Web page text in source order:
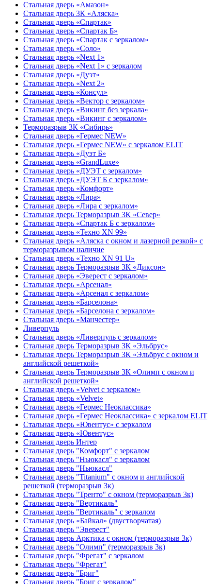
Стальная дверь «Амазон»
Стальная дверь 3К «Аляска»
Стальная дверь «Спартак»
Стальная дверь «Спартак Б»
Стальная дверь «Спартак с зеркалом»
Стальная дверь «Соло»
Стальная дверь «Next 1»
Стальная дверь «Next 1» с зеркалом
Стальная дверь «Дуэт»
Стальная дверь «Next 2»
Стальная дверь «Консул»
Стальная дверь «Вектор с зеркалом»
Стальная дверь «Викинг без зеркала»
Стальная дверь «Викинг c зеркалом»
Терморазрыв 3К «Сибирь»
Стальная дверь «Гермес NEW»
Стальная дверь «Гермес NEW» с зеркалом ELIT
Стальная дверь «Дуэт Б»
Стальная дверь «GrandLuxe»
Стальная дверь «ДУЭТ с зеркалом»
Стальная дверь «ДУЭТ Б с зеркалом»
Стальная дверь «Комфорт»
Стальная дверь «Лира»
Стальная дверь «Лира с зеркалом»
Стальная дверь Терморазрыв 3К «Север»
Стальная дверь «Спартак Б с зеркалом»
Стальная дверь «Техно XN 99»
Стальная дверь «Аляска с окном и лазерной резкой» с
терморазрывом наличие
Стальная дверь «Техно XN 91 U»
Стальная дверь Терморазрыв 3К «Диксон»
Стальная дверь «Эверест с зеркалом»
Стальная дверь «Арсенал»
Стальная дверь «Арсенал с зеркалом»
Стальная дверь «Барселона»
Стальная дверь «Барселона с зеркалом»
Стальная дверь «Манчестер»
Ливерпуль
Стальная дверь «Ливерпуль с зеркалом»
Стальная дверь Терморазрыв 3К «Эльбрус»
Стальная дверь Терморазрыв 3К «Эльбрус с окном и
английской решеткой»
Стальная дверь Терморазрыв 3К «Олимп с окном и
английской решеткой»
Стальная дверь «Velvet с зеркалом»
Стальная дверь «Velvet»
Стальная дверь «Гермес Неоклассика»
Стальная дверь «Гермес Неоклассика» с зеркалом ELIT
Стальная дверь «Ювентус» с зеркалом
Стальная дверь «Ювентус»
Стальная дверь Интер
Стальная дверь "Комфорт" с зеркалом
Стальная дверь "Ньюкасл" с зеркалом
Стальная дверь "Ньюкасл"
Стальная дверь "Titanium" с окном и английской
решеткой (терморазрыв 3к)
Стальная дверь "Тренто" с окном (терморазрыв 3к)
Стальная дверь "Вертикаль"
Стальная дверь "Вертикаль" с зеркалом
Стальная дверь «Байкал» (двустворчатая)
Стальная дверь "Эверест"
Стальная дверь Арктика с окном (терморазрыв 3к)
Стальная дверь "Олимп" (терморазрыв 3к)
Стальная дверь "Фрегат" с зеркалом
Стальная дверь "Фрегат"
Стальная дверь "Бриг"
Стальная дверь "Бриг с зеркалом"